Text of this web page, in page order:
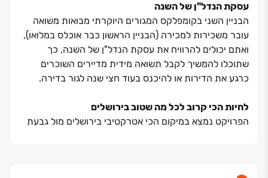
עסקת הנדל"ן של השנה
הבניין השני בקומפלקס המגורים היוקרתי מבואות משואה
עובר משכירות למכירה (הבניין הראשון כבר אוכלס במלואו),
ואתם יכולים להרוויח את עסקת הנדל"ן של השנה, כך
שתוכלו להמשיך לקבל תשואה מידית מדיירים השוכרים
כרגע את הדירות או להיכנס בעוד חצי שנה לגור בדירה.
לחיות הכי קרוב לכל מה שטוב בירושלים
הפרויקט נמצא במיקום הכי אטרקטיבי בירושלים מול גבעת